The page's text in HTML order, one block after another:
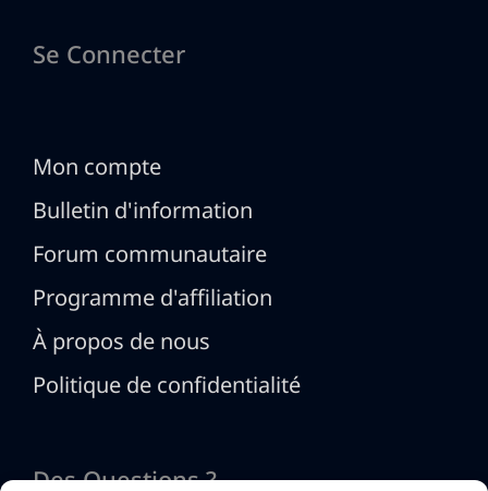
Se Connecter
Mon compte
Bulletin d'information
Forum communautaire
Programme d'affiliation
À propos de nous
Politique de confidentialité
Des Questions ?